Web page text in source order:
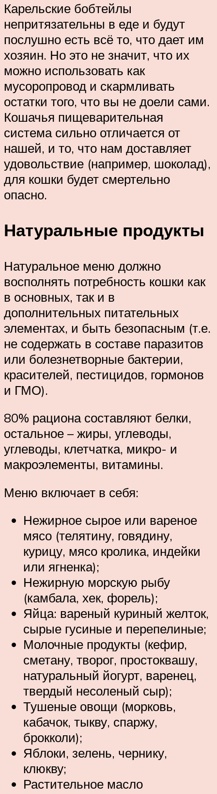
Карельские бобтейлы
непритязательны в еде и будут
послушно есть всё то, что дает им
хозяин. Но это не значит, что их
можно использовать как
мусоропровод и скармливать
остатки того, что вы не доели сами.
Кошачья пищеварительная
система сильно отличается от
нашей, и то, что нам доставляет
удовольствие (например, шоколад),
для кошки будет смертельно
опасно.
Натуральные продукты
Натуральное меню должно
восполнять потребность кошки как
в основных, так и в
дополнительных питательных
элементах, и быть безопасным (т.е.
не содержать в составе паразитов
или болезнетворные бактерии,
красителей, пестицидов, гормонов
и ГМО).
80% рациона составляют белки,
остальное – жиры, углеводы,
углеводы, клетчатка, микро- и
макроэлементы, витамины.
Меню включает в себя:
Нежирное сырое или вареное
мясо (телятину, говядину,
курицу, мясо кролика, индейки
или ягненка);
Нежирную морскую рыбу
(камбала, хек, форель);
Яйца: вареный куриный желток,
сырые гусиные и перепелиные;
Молочные продукты (кефир,
сметану, творог, простоквашу,
натуральный йогурт, варенец,
твердый несоленый сыр);
Тушеные овощи (морковь,
кабачок, тыкву, спаржу,
брокколи);
Яблоки, зелень, чернику,
клюкву;
Растительное масло